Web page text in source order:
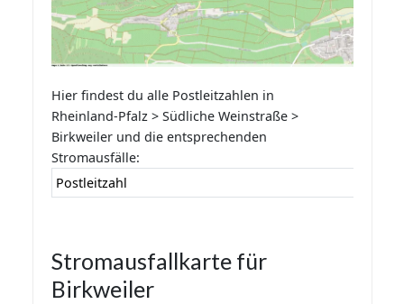
Hier findest du alle Postleitzahlen in
Rheinland-Pfalz > Südliche Weinstraße >
Birkweiler und die entsprechenden
Stromausfälle:
Postleitzahl
Stromausfallkarte für
Birkweiler